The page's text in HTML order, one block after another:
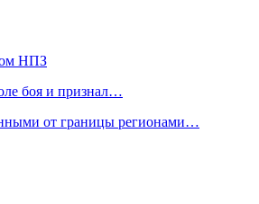
НПЗ
боя и признал…
от границы регионами…